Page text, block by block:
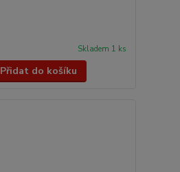
Skladem 1 ks
Přidat do košíku